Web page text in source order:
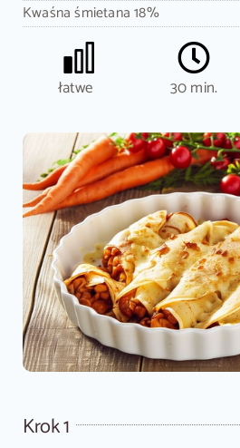
Kwaśna śmietana 18%
łatwe 30 min.
Krok 1